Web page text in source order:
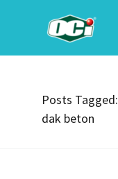
Posts
dak beton